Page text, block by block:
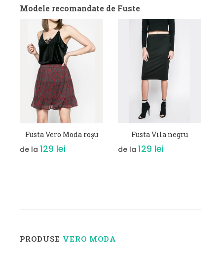
Modele recomandate de Fuste
VEZI DETALII
Fusta Vero Moda roșu
de la 129 lei
VEZI DETALII
Fusta Vila negru
de la 129 lei
PRODUSE VERO MODA